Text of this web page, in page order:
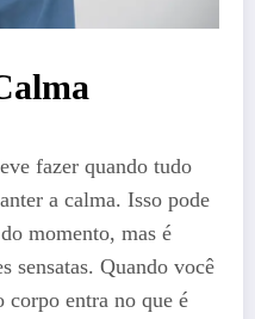
fazer quando tudo
a calma. Isso pode
momento, mas é
sensatas. Quando você
corpo entra no que é